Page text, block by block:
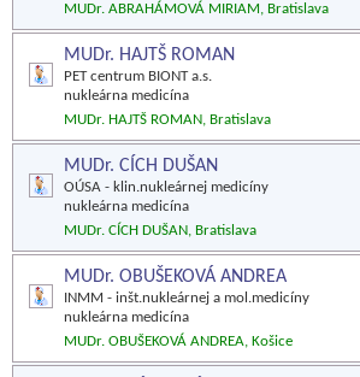
MUDr. ABRAHÁMOVÁ MIRIAM, Bratislava
MUDr. HAJTŠ ROMAN
PET centrum BIONT a.s.
nukleárna medicína
MUDr. HAJTŠ ROMAN, Bratislava
MUDr. CÍCH DUŠAN
OÚSA - klin.nukleárnej medicíny
nukleárna medicína
MUDr. CÍCH DUŠAN, Bratislava
MUDr. OBUŠEKOVÁ ANDREA
INMM - inšt.nukleárnej a mol.medicíny
nukleárna medicína
MUDr. OBUŠEKOVÁ ANDREA, Košice